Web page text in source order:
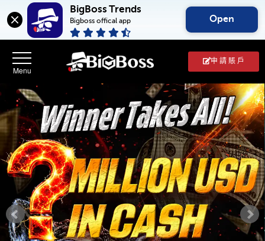
BigBoss Trends
Bigboss offical app Open
申 請 賬 戶
BigBoss(幣
博
外
匯
中
文
官